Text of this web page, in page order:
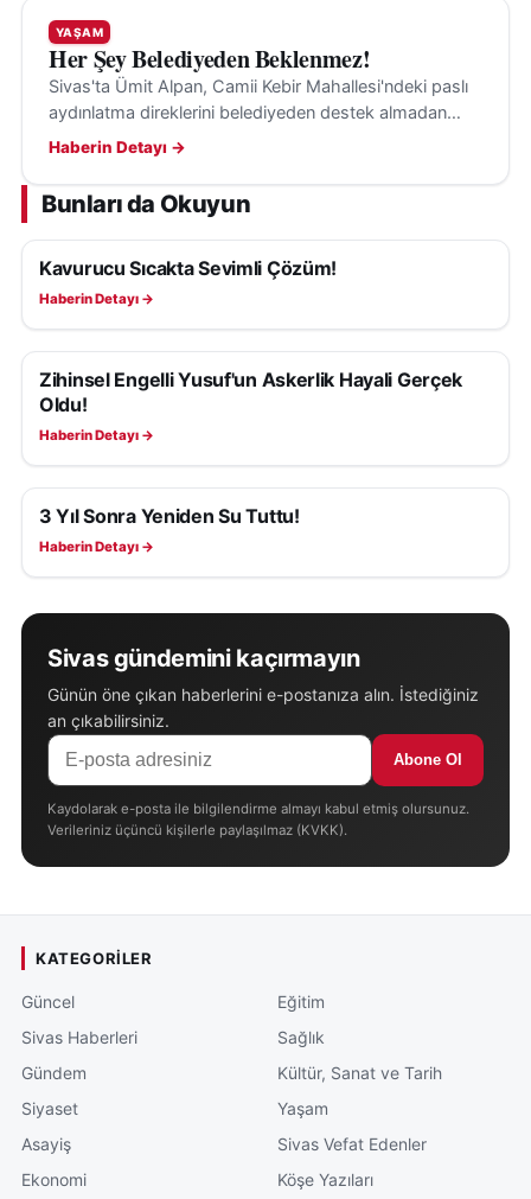
YAŞAM
Her Şey Belediyeden Beklenmez!
Sivas'ta Ümit Alpan, Camii Kebir Mahallesi'ndeki paslı
aydınlatma direklerini belediyeden destek almadan
kendi imkânlarıyla boyayarak gönüllü çalışmasıyla
Haberin Detayı →
Bunları da Okuyun
YAŞAM
Kavurucu Sıcakta Sevimli Çözüm!
Haberin Detayı →
YAŞAM
Zihinsel Engelli Yusuf'un Askerlik Hayali Gerçek
Oldu!
Haberin Detayı →
YAŞAM
3 Yıl Sonra Yeniden Su Tuttu!
Haberin Detayı →
Sivas gündemini kaçırmayın
Günün öne çıkan haberlerini e-postanıza alın. İstediğiniz
an çıkabilirsiniz.
Abone Ol
Kaydolarak e-posta ile bilgilendirme almayı kabul etmiş olursunuz.
Verileriniz üçüncü kişilerle paylaşılmaz (KVKK).
KATEGORILER
Güncel
Sivas Haberleri
Gündem
Siyaset
Asayiş
Ekonomi
Eğitim
Sağlık
Kültür, Sanat ve Tarih
Yaşam
Sivas Vefat Edenler
Köşe Yazıları